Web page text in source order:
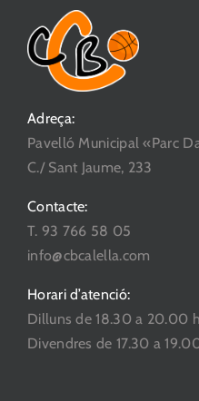
Adreça:
Pavelló Municipal «Parc
C./ Sant Jaume, 233
Contacte:
T. 93 766 58 05
info@cbcalella.com
Horari d’atenció:
Dilluns de 18.30 a 20.00 h
Divendres de 17.30 a